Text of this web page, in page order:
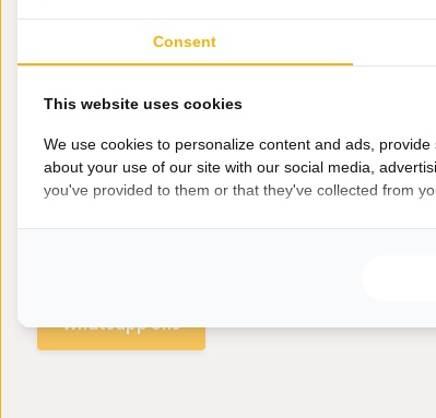
Hulp nodig?
Whatsapp ons
Consent
This website uses cookies
We use cookies to personalize content and ads,
about your use of our site with our social media,
you've provided to them or that they've collected from